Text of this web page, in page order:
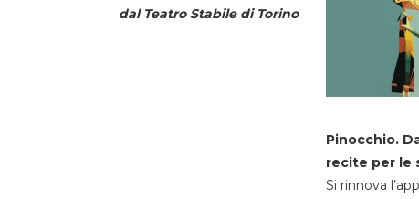
dal Teatro Stabile di Torino
Pinocchio.
recite per le
Si rinnova